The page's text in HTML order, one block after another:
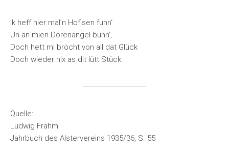
Ik heff hier mal’n Hofisen funn‘
Un an mien Dörenangel bunn‘,
Doch hett mi bröcht von all dat Glück
Doch wieder nix as dit lütt Stück.
Quelle:
Ludwig Frahm
Jahrbuch des Alstervereins 1935/36, S. 55